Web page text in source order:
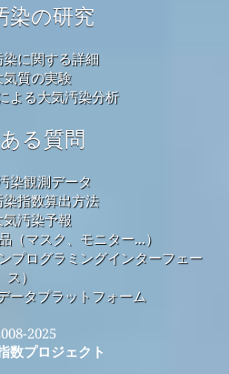
染の研究
染に関する詳細
気質の実験
よる大気汚染分析
る質問
染観測データ
染指数算出方法
気汚染予報
（マスク、モニター...）
プログラミングインターフェー
ス）
ータプラットフォーム
2025
数プロジェクト